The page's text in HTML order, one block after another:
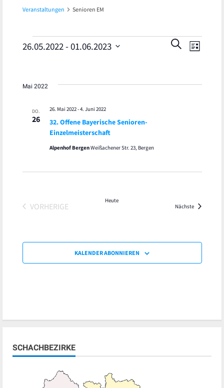
Veranstaltungen Senioren EM
Veranstaltungen
und
SUCHE
LISTE
26.05.2022 - 01.06.2023
Mai 2022
DO.
26
32. Offene Bayerische Senioren-
Einzelmeisterschaft
26. Mai 2022-4. Juni 2022
Alpenhof BergenWeißachener Str. 23, Bergen
VORHERIGE
Heute
Nächste
KALENDER ABONNIEREN
SCHACHBEZIRKE